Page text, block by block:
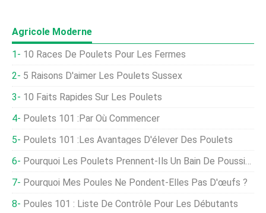
Agricole Moderne
10 Races De Poulets Pour Les Fermes
5 Raisons D'aimer Les Poulets Sussex
10 Faits Rapides Sur Les Poulets
Poulets 101 :Par Où Commencer
Poulets 101 :Les Avantages D'élever Des Poulets
Pourquoi Les Poulets Prennent-Ils Un Bain De Poussière ?
Pourquoi Mes Poules Ne Pondent-Elles Pas D'œufs ?
Poules 101 : Liste De Contrôle Pour Les Débutants